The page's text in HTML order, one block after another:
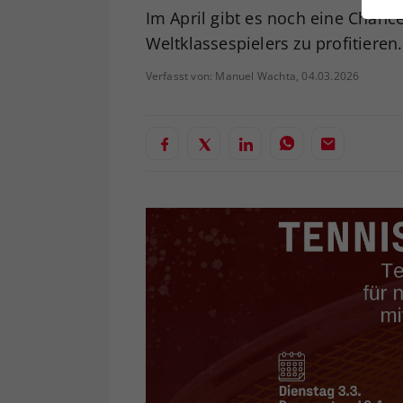
Im April gibt es noch eine
Weltklassespielers zu profitieren.
Verfasst von: Manuel Wachta, 04.03.2026